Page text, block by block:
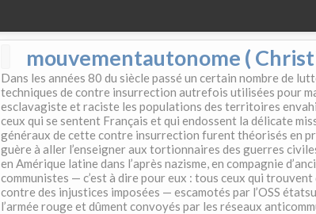
mouvementautonome (
Dans les années 80 du siècle passé un certain nombre de
techniques de contre insurrection autrefois utilisées pour
esclavagiste et raciste les populations des territoires
ceux qui se sentent Français et qui endossent la délicate
généraux de cette contre insurrection furent théorisés en
guère à aller l’enseigner aux tortionnaires des guerres
en Amérique latine dans l’après nazisme, en compagnie
communistes — c’est à dire pour eux : tous ceux qui
contre des injustices imposées — escamotés par l’OSS
l’armée rouge et dûment convoyés par les réseaux